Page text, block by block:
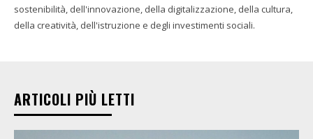
sostenibilità, dell'innovazione, della digitalizzazione, della cultura,
della creatività, dell'istruzione e degli investimenti sociali.
ARTICOLI PIÙ LETTI